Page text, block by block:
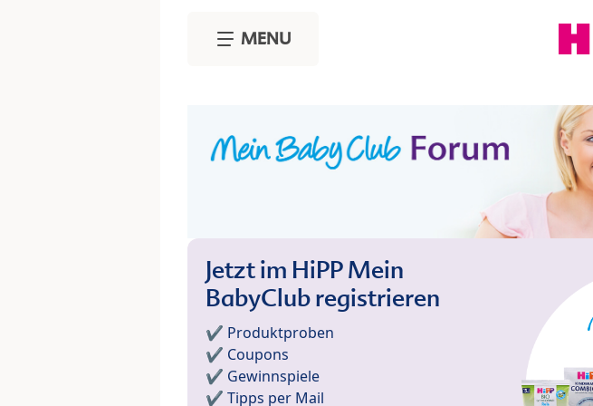
MENU
Jetzt im HiPP Mein
BabyClub registrieren
✔️ Produktproben
✔️ Coupons
✔️ Gewinnspiele
✔️ Tipps per Mail